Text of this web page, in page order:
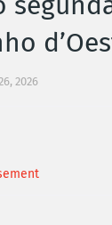
2026